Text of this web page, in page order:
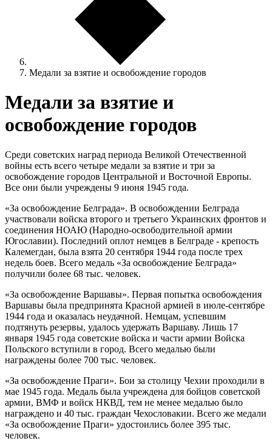
Медали за взятие и освобождение городов
Медали за взятие и
освобождение городов
Среди советских наград периода Великой Отечественной
войны есть всего четыре медали за взятие и три за
освобождение городов Центральной и Восточной Европы.
Все они были учреждены 9 июня 1945 года.
«За освобождение Белграда». В освобождении Белграда
участвовали войска второго и третьего Украинских фронтов и
соединения НОАЮ (Народно-освободительной армии
Югославии). Последний оплот немцев в Белграде - крепость
Калемегдан, была взята 20 сентября 1944 года после трех
недель боев. Всего медаль «За освобождение Белграда»
получили более 68 тыс. человек.
«За освобождение Варшавы». Первая попытка освобождения
Варшавы была предпринята Красной армией в июле-сентябре
1944 года и оказалась неудачной. Немцам, успевшим
подтянуть резервы, удалось удержать Варшаву. Лишь 17
января 1945 года советские войска и части армии Войска
Польского вступили в город. Всего медалью были
награждены более 700 тыс. человек.
«За освобождение Праги». Бои за столицу Чехии проходили в
мае 1945 года. Медаль была учреждена для бойцов советской
армии, ВМФ и войск НКВД, тем не менее медалью было
награждено и 40 тыс. граждан Чехословакии. Всего же медали
«За освобождение Праги» удостоились более 395 тыс.
человек.